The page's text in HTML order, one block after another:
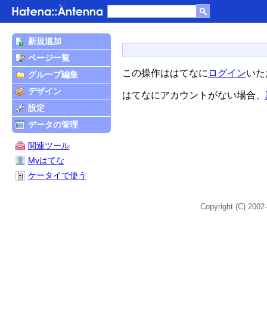
この操作ははてなに ログインい
はてなにアカウントがない場合、
新規追加
ページ一覧
グループ編集
デザイン
設定
データの管理
関連ツール
Myはてな
ケータイで使う
Copyright (C)